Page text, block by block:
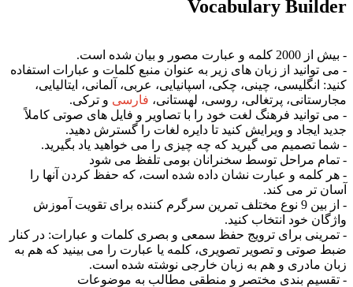
Vocabulary Builder
- بیش از 2000 کلمه و عبارت مصور و بیان شده است.
- می توانید از زبان های زیر به عنوان منبع کلمات و عبارات استفاده
کنید: انگلیسی، چینی، چکی، اسپانیایی، عربی، آلمانی، ایتالیایی،
مجارستانی، پرتغالی، روسی، لهستانی، فارسی و ترکی.
- می توانید فرهنگ لغت خود را با تصاویر و فایل های صوتی کاملاً
جدید ایجاد و ویرایش کنید تا دایره لغات را گسترش دهید.
- شما تصمیم می گیرید که چه چیزی را می خواهید یاد بگیرید.
- تمام مراحل توسط سخنرانان بومی تلفظ می شود
- هر کلمه و عبارت نشان داده شده است، که حفظ کردن آنها را
آسان تر می کند.
- از بین 9 نوع مختلف تمرین سرگرم کننده برای تقویت آموزش
واژگان خود انتخاب کنید.
- تمرینی برای ترویج حفظ سمعی و بصری کلمات و عبارات: در کنار
ضبط صوتی و تصویر تصویری، کلمه یا عبارت را می بینید که هم به
زبان مادری و هم به زبان خارجی نوشته شده است.
- تقسیم بندی مختصر و منطقی مطالب به موضوعات